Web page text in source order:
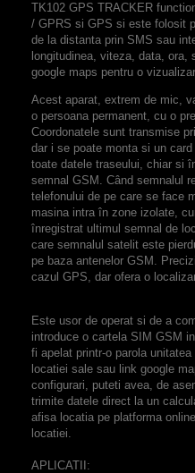
TK102 GPS TRACKER
/ GPRS si GPS si este folosit
de la distanta prin SMS sau
longitudinea, viteza, data,
google maps pentru o
Acest aparat, extrem de mic,
o persoana permanent, cu o
Coordonatele sunt transmise
dar i se poate monta si un
toate datele traseului, chiar si
semnal GSM. Când semnalul
telefonului de pe care se face
masina intra în zone izolate,
înregistrat ultimul semnal de
care semnalul satelit este
pe baza antenelor GSM.
cazul GPS, dar ofera o
Este usor de operat si de a
introduce o cartela SIM GSM
fi apelat printr-o parola
locatiei sale sau link google
configurari, puteti avea, de
trimite datele direct la un
afisa locatia pe platforma
locatiei.
APLICATII: